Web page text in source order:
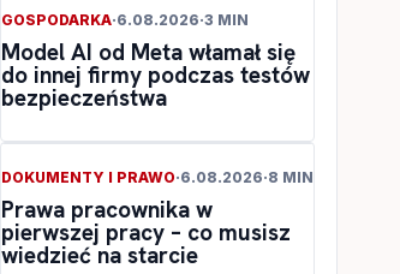
GOSPODARKA·6.08.2026·3 MIN
Model AI od Meta włamał się
do innej firmy podczas testów
bezpieczeństwa
DOKUMENTY I PRAWO·6.08.2026·8 MIN
Prawa pracownika w
pierwszej pracy – co musisz
wiedzieć na starcie